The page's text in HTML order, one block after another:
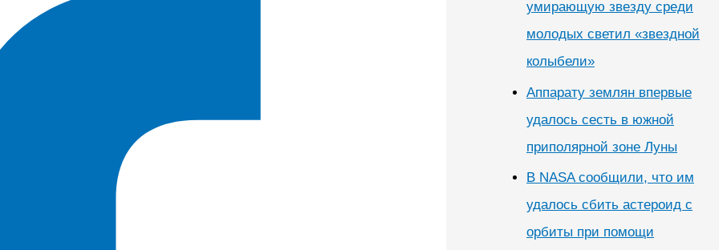
умирающую звезду среди
молодых светил «звездной
колыбели»
Аппарату землян впервые
удалось сесть в южной
приполярной зоне Луны
В NASA сообщили, что им
удалось сбить астероид с
орбиты при помощи